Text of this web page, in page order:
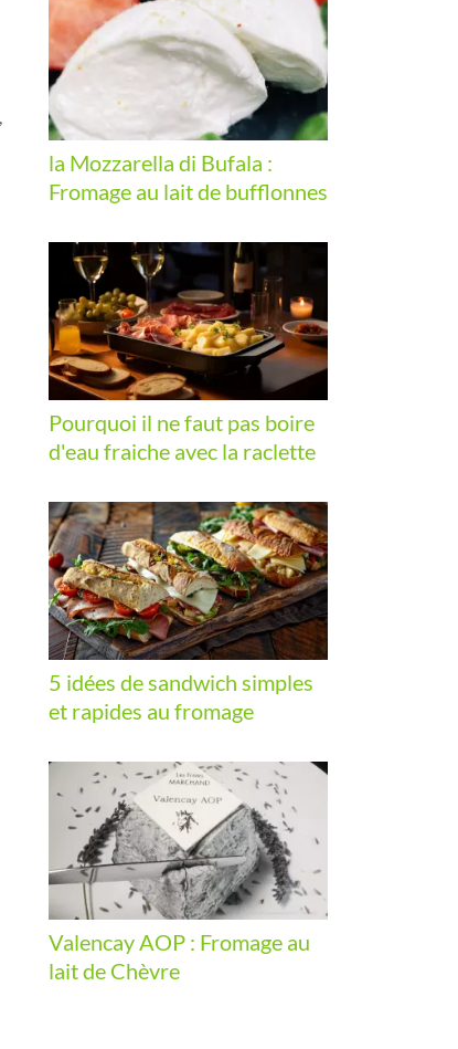
la Mozzarella di Bufala :
Fromage au lait de bufflonnes
Pourquoi il ne faut pas boire
d'eau fraiche avec la raclette
5 idées de sandwich simples
et rapides au fromage
Valencay AOP : Fromage au
lait de Chèvre